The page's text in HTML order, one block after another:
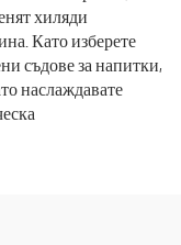
хиляди
Като изберете
съдове за напитки,
наслаждавате